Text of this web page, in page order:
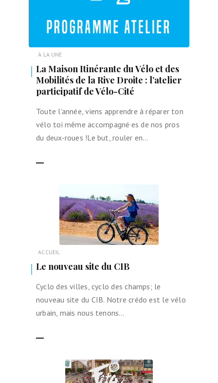
À LA UNE
La Maison Itinérante du Vélo et des
Mobilités de la Rive Droite : l’atelier
participatif de Vélo-Cité
Toute l’année, viens apprendre à réparer ton
vélo toi même accompagné·es de nos pros
du deux-roues !Le but, rouler en…
ACCUEIL
Le nouveau site du CIB
Cyclo des villes, cyclo des champs; le
nouveau site du CIB. Notre crédo est le vélo
urbain, mais nous tenons…